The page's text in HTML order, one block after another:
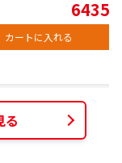
6435
カートに入れる
る